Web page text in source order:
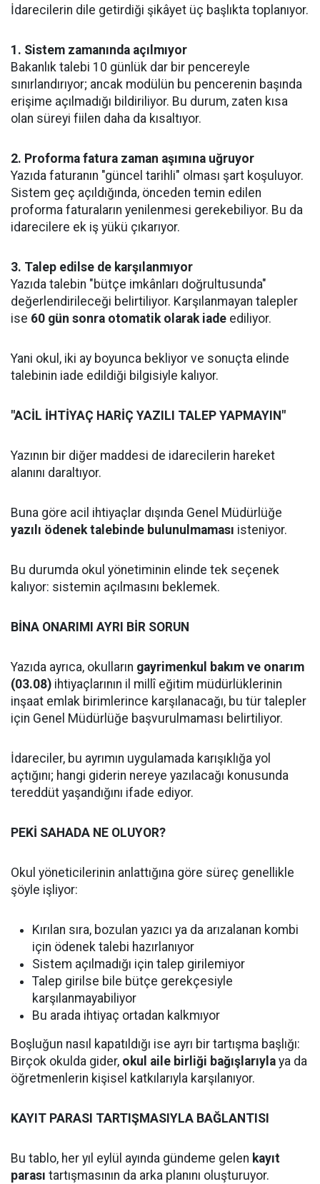
İdarecilerin dile getirdiği şikâyet üç başlıkta toplanıyor.
1. Sistem zamanında açılmıyor
Bakanlık talebi 10 günlük dar bir pencereyle
sınırlandırıyor; ancak modülün bu pencerenin başında
erişime açılmadığı bildiriliyor. Bu durum, zaten kısa
olan süreyi fiilen daha da kısaltıyor.
2. Proforma fatura zaman aşımına uğruyor
Yazıda faturanın "güncel tarihli" olması şart koşuluyor.
Sistem geç açıldığında, önceden temin edilen
proforma faturaların yenilenmesi gerekebiliyor. Bu da
idarecilere ek iş yükü çıkarıyor.
3. Talep edilse de karşılanmıyor
Yazıda talebin "bütçe imkânları doğrultusunda"
değerlendirileceği belirtiliyor. Karşılanmayan talepler
ise 60 gün sonra otomatik olarak iade ediliyor.
Yani okul, iki ay boyunca bekliyor ve sonuçta elinde
talebinin iade edildiği bilgisiyle kalıyor.
"ACİL İHTİYAÇ HARİÇ YAZILI TALEP YAPMAYIN"
Yazının bir diğer maddesi de idarecilerin hareket
alanını daraltıyor.
Buna göre acil ihtiyaçlar dışında Genel Müdürlüğe
yazılı ödenek talebinde bulunulmaması isteniyor.
Bu durumda okul yönetiminin elinde tek seçenek
kalıyor: sistemin açılmasını beklemek.
BİNA ONARIMI AYRI BİR SORUN
Yazıda ayrıca, okulların gayrimenkul bakım ve onarım
(03.08) ihtiyaçlarının il millî eğitim müdürlüklerinin
inşaat emlak birimlerince karşılanacağı, bu tür talepler
için Genel Müdürlüğe başvurulmaması belirtiliyor.
İdareciler, bu ayrımın uygulamada karışıklığa yol
açtığını; hangi giderin nereye yazılacağı konusunda
tereddüt yaşandığını ifade ediyor.
PEKİ SAHADA NE OLUYOR?
Okul yöneticilerinin anlattığına göre süreç genellikle
şöyle işliyor:
Kırılan sıra, bozulan yazıcı ya da arızalanan kombi
için ödenek talebi hazırlanıyor
Sistem açılmadığı için talep girilemiyor
Talep girilse bile bütçe gerekçesiyle
karşılanmayabiliyor
Bu arada ihtiyaç ortadan kalkmıyor
Boşluğun nasıl kapatıldığı ise ayrı bir tartışma başlığı:
Birçok okulda gider, okul aile birliği bağışlarıyla ya da
öğretmenlerin kişisel katkılarıyla karşılanıyor.
KAYIT PARASI TARTIŞMASIYLA BAĞLANTISI
Bu tablo, her yıl eylül ayında gündeme gelen kayıt
parası tartışmasının da arka planını oluşturuyor.